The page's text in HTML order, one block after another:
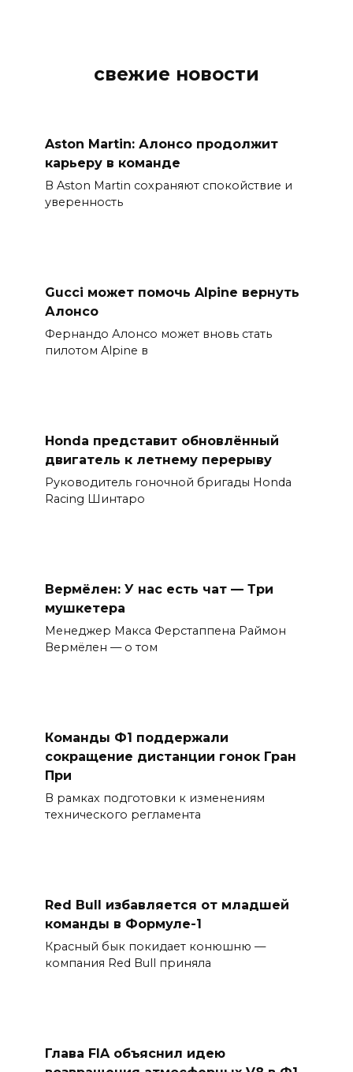
свежие новости
Aston Martin: Алонсо продолжит
карьеру в команде
В Aston Martin сохраняют спокойствие и
уверенность
Gucci может помочь Alpine вернуть
Алонсо
Фернандо Алонсо может вновь стать
пилотом Alpine в
Honda представит обновлённый
двигатель к летнему перерыву
Руководитель гоночной бригады Honda
Racing Шинтаро
Вермёлен: У нас есть чат — Три
мушкетера
Менеджер Макса Ферстаппена Раймон
Вермёлен — о том
Команды Ф1 поддержали
сокращение дистанции гонок Гран
При
В рамках подготовки к изменениям
технического регламента
Red Bull избавляется от младшей
команды в Формуле-1
Красный бык покидает конюшню —
компания Red Bull приняла
Глава FIA объяснил идею